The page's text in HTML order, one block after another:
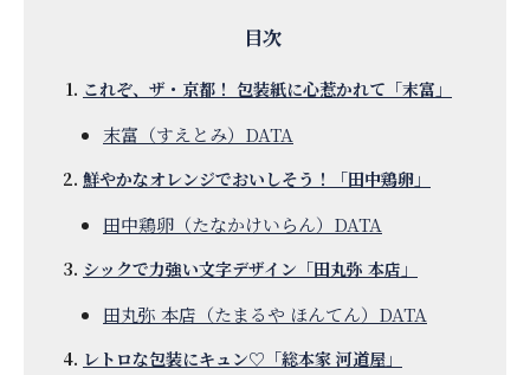
これぞ、ザ・京都！ 包装紙に心惹かれて「末富」
末富（すえとみ）DATA
鮮やかなオレンジでおいしそう！「田中鶏卵」
田中鶏卵（たなかけいらん）DATA
シックで力強い文字デザイン「田丸弥 本店」
田丸弥 本店（たまるや ほんてん）DATA
レトロな包装にキュン♡「総本家 河道屋」